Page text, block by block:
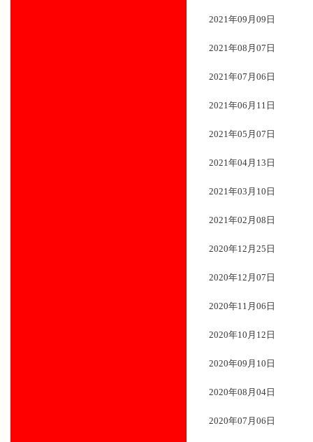
2021年09月09日
2021年08月07日
2021年07月06日
2021年06月11日
2021年05月07日
2021年04月13日
2021年03月10日
2021年02月08日
2020年12月25日
2020年12月07日
2020年11月06日
2020年10月12日
2020年09月10日
2020年08月04日
2020年07月06日